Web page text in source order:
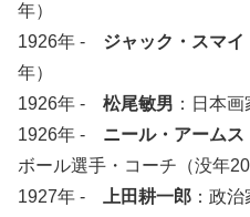
年）
1926年 - ジャック・スマイ
年）
1926年 - 松尾敏男 ：日本
1926年 - ニール・アームス
ボール選手・コーチ（没年
1927年 - 上田耕一郎 ：政